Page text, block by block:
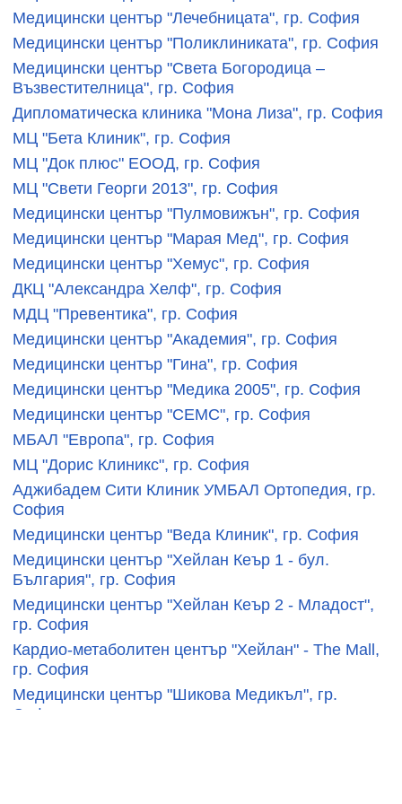
Медицински център "Лечебницата", гр. София
Медицински център "Поликлиниката", гр. София
Медицински център "Света Богородица –
Възвестителница", гр. София
Дипломатическа клиника "Мона Лиза", гр. София
МЦ "Бета Клиник", гр. София
МЦ "Док плюс" ЕООД, гр. София
МЦ "Свети Георги 2013", гр. София
Медицински център "Пулмовижън", гр. София
Медицински център "Марая Мед", гр. София
Медицински център "Хемус", гр. София
ДКЦ "Александра Хелф", гр. София
МДЦ "Превентика", гр. София
Медицински център "Академия", гр. София
Медицински център "Гина", гр. София
Медицински център "Медика 2005", гр. София
Медицински център "СЕМС", гр. София
МБАЛ "Европа", гр. София
МЦ "Дорис Клиникс", гр. София
Аджибадем Сити Клиник УМБАЛ Ортопедия, гр.
София
Медицински център "Веда Клиник", гр. София
Медицински център "Хейлан Кеър 1 - бул.
България", гр. София
Медицински център "Хейлан Кеър 2 - Младост",
гр. София
Кардио-метаболитен център "Хейлан" - The Mall,
гр. София
Медицински център "Шикова Медикъл", гр.
София